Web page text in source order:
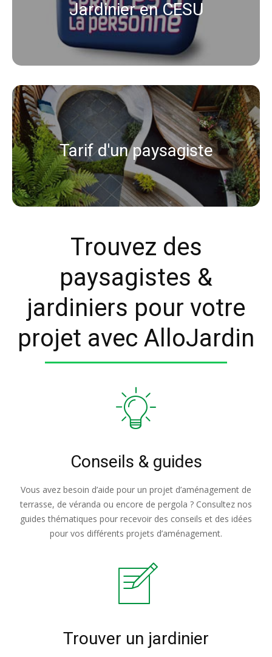
Jardinier en CESU
Tarif d'un paysagiste
Trouvez des
paysagistes &
jardiniers pour votre
projet avec AlloJardin
Conseils & guides
Vous avez besoin d’aide pour un projet d’aménagement de
terrasse, de véranda ou encore de pergola ? Consultez nos
guides thématiques pour recevoir des conseils et des idées
pour vos différents projets d’aménagement.
Trouver un jardinier